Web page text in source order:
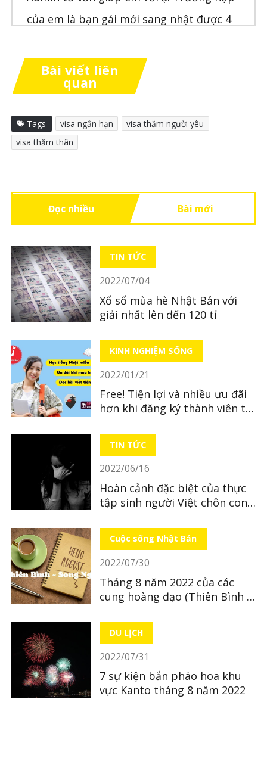
của em là bạn gái mới sang nhật được 4
nào ạ. Em có thể chứng minh tình chính ạ
Thanh Nga
visa dài hạn như du học, làm việc
thì có thể bảo lãnh bạn sang theo
diện thăm thân ngắn hạn. Chi tiết
bạn liên hệ với Cục xuất nhập cảnh
để có thông tin cụ thể hơn nhé!
Bài viết liên
quan
Tags visa ngắn hạn
visa thăm người yêu
visa thăm thân
Đọc nhiều Bài mới
TIN TỨC
2022/07/04
Xổ sổ mùa hè Nhật Bản với
giải nhất lên đến 120 tỉ
KINH NGHIỆM SỐNG
2022/01/21
Free! Tiện lợi và nhiều ưu đãi
hơn khi đăng ký thành viên tại
TIN TỨC
2022/06/16
Hoàn cảnh đặc biệt của thực
tập sinh người Việt chôn con
Cuộc sống Nhật Bản
2022/07/30
Tháng 8 năm 2022 của các
cung hoàng đạo (Thiên Bình ~
DU LỊCH
2022/07/31
7 sự kiện bắn pháo hoa khu
vực Kanto tháng 8 năm 2022